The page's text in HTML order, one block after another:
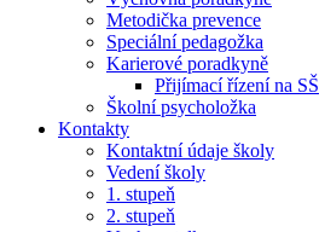
Metodička prevence
Speciální pedagožka
Karierové poradkyně
Přijímací řízení na SŠ
Školní psycholožka
Kontakty
Kontaktní údaje školy
Vedení školy
1. stupeň
2. stupeň